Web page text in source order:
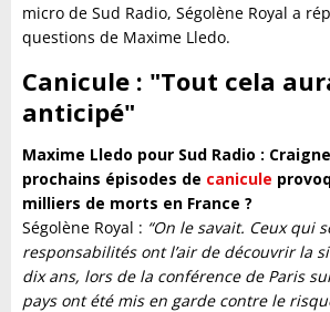
micro de Sud Radio, Ségolène Royal a
questions de Maxime Lledo.
Canicule : "Tout cela
anticipé"
Maxime Lledo pour Sud Radio :
prochains épisodes de canicule
milliers de morts en France ?
Ségolène Royal : “On le savait. Ceux qui
responsabilités ont l’air de découvrir la
dix ans, lors de la conférence de Paris
pays ont été mis en garde contre le